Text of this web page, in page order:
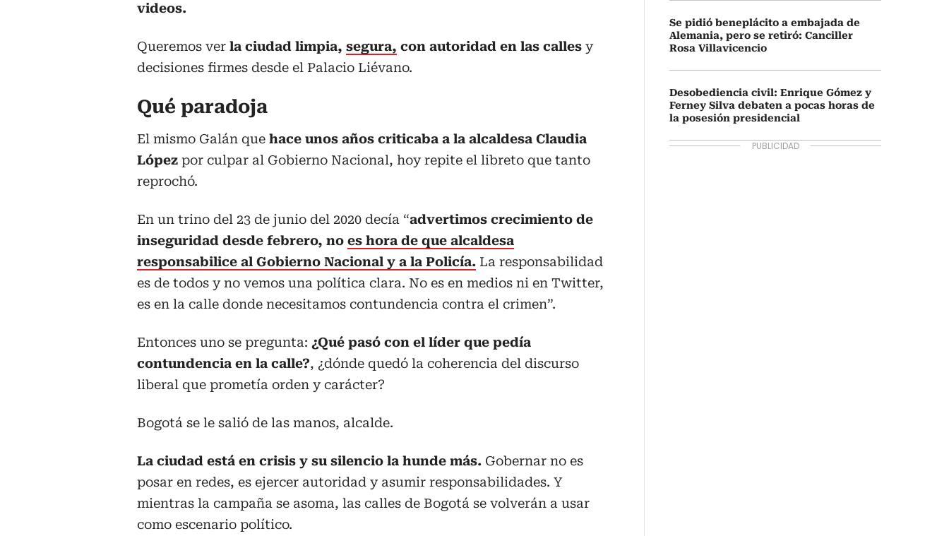
videos.
Queremos ver la ciudad limpia, segura, con autoridad en las calles y
decisiones firmes desde el Palacio Liévano.
Qué paradoja
El mismo Galán que hace unos años criticaba a la alcaldesa Claudia
López por culpar al Gobierno Nacional, hoy repite el libreto que tanto
reprochó.
En un trino del 23 de junio del 2020 decía “advertimos crecimiento de
inseguridad desde febrero, no es hora de que alcaldesa
responsabilice al Gobierno Nacional y a la Policía. La responsabilidad
es de todos y no vemos una política clara. No es en medios ni en Twitter,
es en la calle donde necesitamos contundencia contra el crimen”.
Entonces uno se pregunta: ¿Qué pasó con el líder que pedía
contundencia en la calle?, ¿dónde quedó la coherencia del discurso
liberal que prometía orden y carácter?
Bogotá se le salió de las manos, alcalde.
La ciudad está en crisis y su silencio la hunde más. Gobernar no es
posar en redes, es ejercer autoridad y asumir responsabilidades. Y
mientras la campaña se asoma, las calles de Bogotá se volverán a usar
como escenario político.
Se pidió beneplácito a embajada de
Alemania, pero se retiró: Canciller
Rosa Villavicencio
Desobediencia civil: Enrique Gómez y
Ferney Silva debaten a pocas horas de
la posesión presidencial